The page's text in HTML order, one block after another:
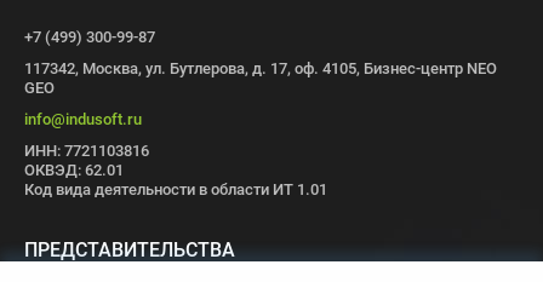
+7 (499) 300-99-87
117342, Москва, ул. Бутлерова, д. 17, оф. 4105, Бизнес-центр NEO
GEO
info@indusoft.ru
ИНН: 7721103816
ОКВЭД: 62.01
Код вида деятельности в области ИТ 1.01
ПРЕДСТАВИТЕЛЬСТВА